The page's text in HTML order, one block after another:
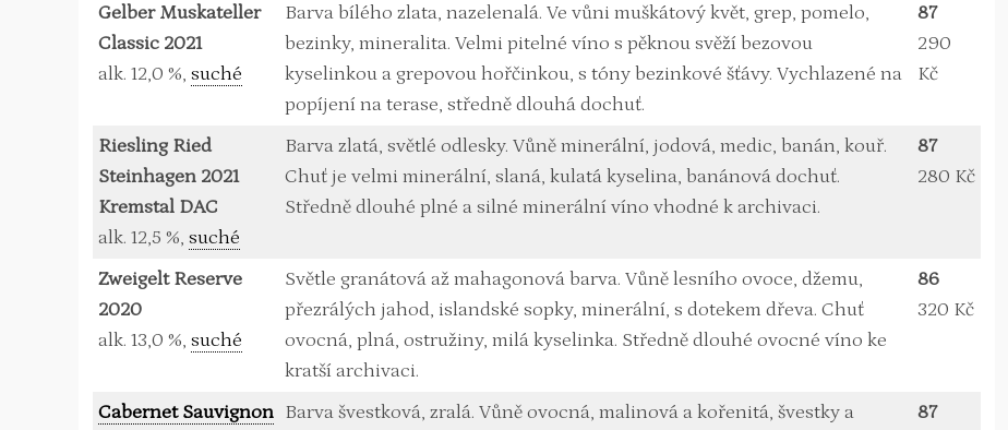
Gelber Muskateller
Classic 2021
alk. 12,0 %, suché
Barva bílého zlata, nazelenalá. Ve vůni muškátový květ, grep, pomelo,
bezinky, mineralita. Velmi pitelné víno s pěknou svěží bezovou
kyselinkou a grepovou hořčinkou, s tóny bezinkové šťávy. Vychlazené na
popíjení na terase, středně dlouhá dochuť.
87
290
Kč
Riesling Ried
Steinhagen 2021
Kremstal DAC
alk. 12,5 %, suché
Barva zlatá, světlé odlesky. Vůně minerální, jodová, medic, banán, kouř.
Chuť je velmi minerální, slaná, kulatá kyselina, banánová dochuť.
Středně dlouhé plné a silné minerální víno vhodné k archivaci.
87
280 Kč
Zweigelt Reserve
2020
alk. 13,0 %, suché
Světle granátová až mahagonová barva. Vůně lesního ovoce, džemu,
přezrálých jahod, islandské sopky, minerální, s dotekem dřeva. Chuť
ovocná, plná, ostružiny, milá kyselinka. Středně dlouhé ovocné víno ke
kratší archivaci.
86
320 Kč
Cabernet Sauvignon Barva švestková, zralá. Vůně ovocná, malinová a kořenitá, švestky a
87